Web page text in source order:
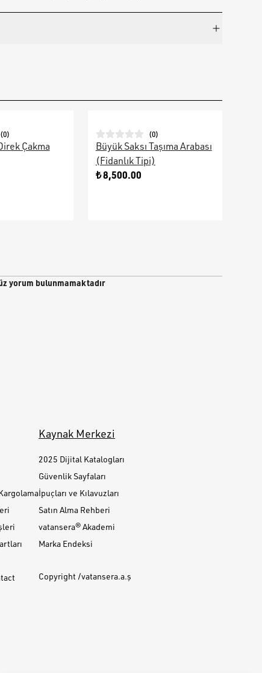
(0)
Çakma
(0)
Büyük Saksı Taşıma Arabası
(Fidanlık Tipi)
₺ 8,500.00
yorum bulunmamaktadır
Kaynak Merkezi
2025 Dijital Katalogları
Güvenlik Sayfaları
İpuçları ve Kılavuzları
Satın Alma Rehberi
vatansera® Akademi
Marka Endeksi
Copyright /vatansera.a.ş